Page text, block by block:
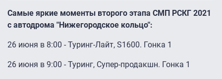
Самые яркие моменты второго этапа СМП РСКГ 2021
с автодрома "Нижегородское кольцо":
26 июня в 8:00 - Туринг-Лайт, S1600. Гонка 1
26 июня в 9:00 - Туринг, Супер-продакшн. Гонка 1